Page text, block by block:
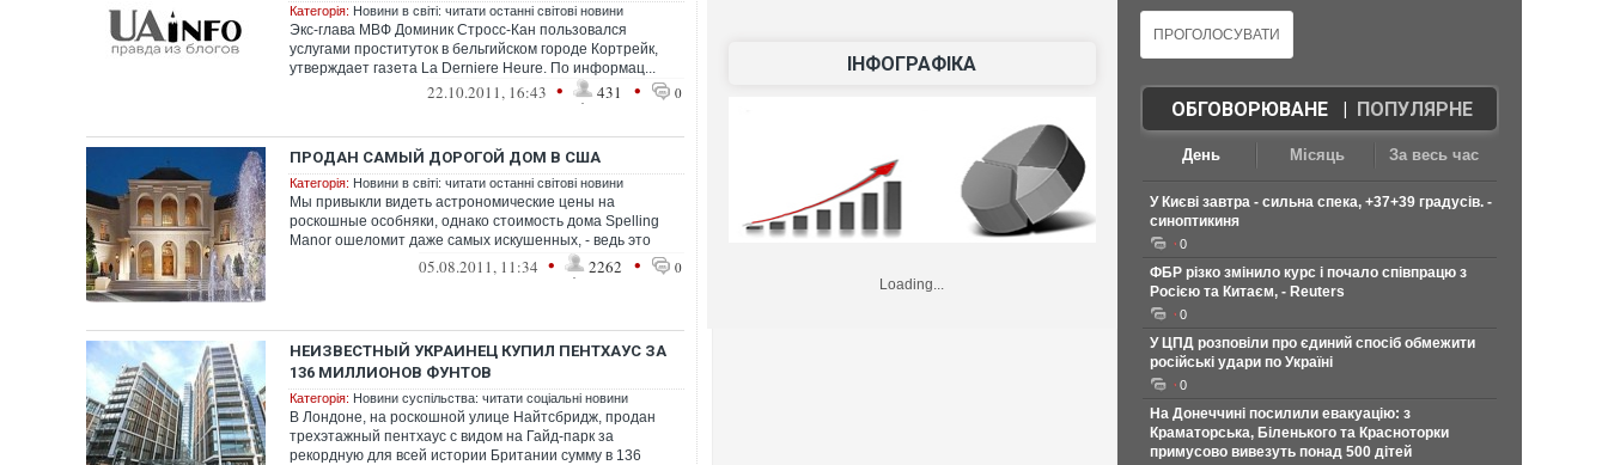
Категорія: Новини в світі: читати останні світові новини
Экс-глава МВФ Доминик Стросс-Кан пользовался
услугами проституток в бельгийском городе Кортрейк,
утверждает газета La Derniere Heure. По информац...
22.10.2011, 16:43 • 431 • 0
ПРОДАН САМЫЙ ДОРОГОЙ ДОМ В США
Категорія: Новини в світі: читати останні світові новини
Мы привыкли видеть астрономические цены на
роскошные особняки, однако стоимость дома Spelling
Manor ошеломит даже самых искушенных, - ведь это
05.08.2011, 11:34 • 2262 • 0
НЕИЗВЕСТНЫЙ УКРАИНЕЦ КУПИЛ ПЕНТХАУС ЗА
136 МИЛЛИОНОВ ФУНТОВ
Категорія: Новини суспільства: читати соціальні новини
В Лондоне, на роскошной улице Найтсбридж, продан
трехэтажный пентхаус с видом на Гайд-парк за
рекордную для всей истории Британии сумму в 136
ІНФОГРАФІКА
Loading...
ОБГОВОРЮВАНЕ| ПОПУЛЯРНЕ
День Місяць За весь час
У Києві завтра - сильна спека, +37+39 градусів. -
синоптикиня
0
ФБР різко змінило курс і почало співпрацю з
Росією та Китаєм, - Reuters
0
У ЦПД розповіли про єдиний спосіб обмежити
російські удари по Україні
0
На Донеччині посилили евакуацію: з
Краматорська, Біленького та Красноторки
примусово вивезуть понад 500 дітей